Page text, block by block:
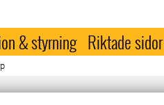
& styrning Riktade sidor